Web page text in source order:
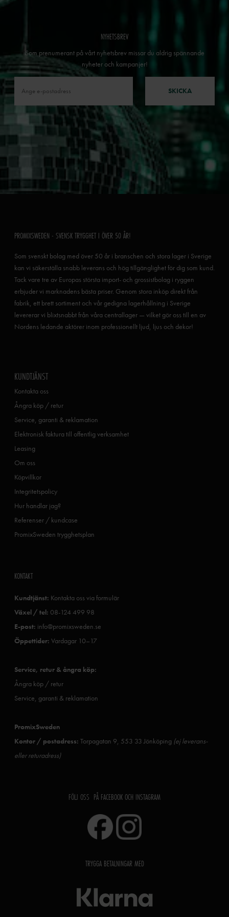
NYHETSBREV
Som prenumerant på vårt nyhetsbrev missar du aldrig spännande
nyheter och kampanjer!
SKICKA
PROMIXSWEDEN - SVENSK TRYGGHET I ÖVER 50 ÅR!
Som svenskt bolag med över 50 år i branschen och stora lager i Sverige
kan vi säkerställa snabb leverans och hög tillgänglighet för dig som kund.
Tack vare tre av Europas största import- och grossistbolag i ryggen
erbjuder vi marknadens bästa priser. Genom stora inköp direkt från
fabrik, ett brett sortiment och vår gedigna lagerhållning i Sverige
levererar vi blixtsnabbt från våra centrallager — vilket gör oss till en av
Nordens ledande aktörer inom professionellt ljud, ljus och dekor!
KUNDTJÄNST
Kontakta oss
Ångra köp / retur
Service, garanti & reklamation
Elektronisk faktura till offentlig verksamhet
Leasing
Om oss
Köpvillkor
Integritetspolicy
Hur handlar jag?
Referenser / kundcase
PromixSweden trygghetsplan
KONTAKT
Kundtjänst: Kontakta oss via formulär
Växel / tel: 08-124 499 98
E-post: info@promixsweden.se
Öppettider: Vardagar 10–17
Service, retur & ångra köp:
Ångra köp / retur
Service, garanti & reklamation
PromixSweden
Kontor / postadress: Torpagatan 9, 553 33 Jönköping (ej leverans-
eller returadress)
FÖLJ OSS PÅ FACEBOOK OCH INSTAGRAM
TRYGGA BETALNINGAR MED